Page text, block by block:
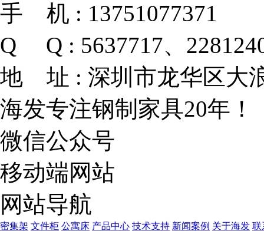
手 机 : 13751077371
Q Q : 5637717、
地 址 : 深圳市龙华区大
海发专注钢制家具20年！
微信公众号
移动端网站
网站导航
密集架 文件柜 公寓床 产品中心 技术支持 新闻案例 关于海发 联